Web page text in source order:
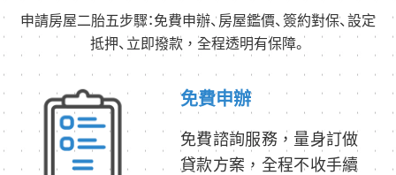
申請房屋二胎五步驟：免費申辦、房屋鑑價、簽約對保、設定
抵押、立即撥款，全程透明有保障。
免費申辦
免費諮詢服務，量身訂做
貸款方案，全程不收手續